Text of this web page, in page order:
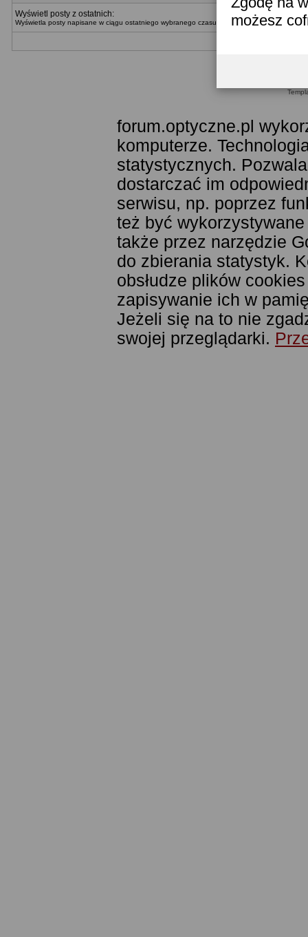
możesz
Wyświetl posty z ostatnich:
Wyświetla posty napisane w ciągu ostatniego wybranego czasu. Można wybrać metodę
forum.optyczne.pl
komputerze.
statystycznych.
dostarczać im
serwisu, np. poprzez
też być
także przez narzędzie
do zbierania statystyk.
obsłudze plików
zapisywanie ich w
Jeżeli się na to nie
swojej przeglądarki.